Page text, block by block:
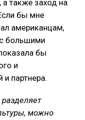
также заход на
бы мне
американцам,
большими
бы
и
и партнера.
можно